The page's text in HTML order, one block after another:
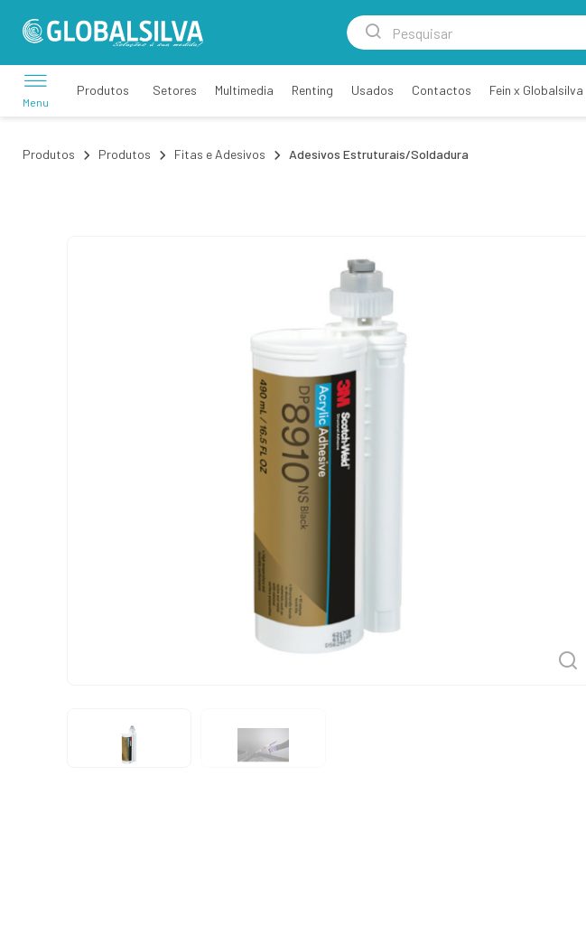
Menu
Produtos Setores Multimedia Renting Usados Contactos Fein x Globalsilva
Produtos Produtos Fitas e Adesivos Adesivos Estruturais/Soldadura